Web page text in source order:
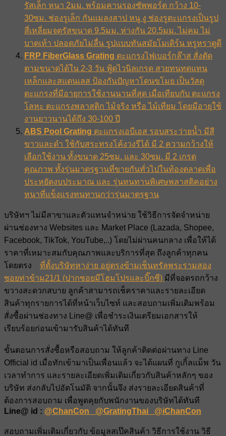
รัสเล็ก หนา 2มม. พร้อมคานรองซัพพอร์ต กว้าง 10-
30ซม. ช่องรูเล็ก กันแมลงสาป หนู งู ช่องรูตะแกรงเป็นรูป
สี่เหลี่ยมจตุรัสขนาด 9.5มม. ห่างกัน 20.5มม. ไม่คม ไม่
บาดเท้า ปลอดภัยไม่ลื่น รูปแบบทันสมัยโมเดิร์น หรูหราดูดี
FRP FiberGlass Grating ตะแกรงไฟเบอร์กล๊าส สั่งตัด
ตามขนาดได้ใน 2-3 วัน ฟู้ดไวนิลเกรด สวยทนทดแทน
เหล็กและสแตนเลส ป้องกันปัญหาโดนขโมย เป็นวัสดุ
ตะแกรงที่มีอายุการใช้งานนานที่สุด เมื่อเทียบกับ ตะแกรง
โลหะ ตะแกรงพลาสติก ไม้จริง หรือ ไม้เทียม โดยมีอายุใช้
งานยาวนานได้ถึง 30-100 ปี
ABS Pool Grating ตะแกรงเอบีเอส รอบสระว่ายน้ำ มีสี
ขาวและดำ ใช้กับสระทรงโค้งวงรีได้ มี 2 ความกว้างให้
เลือกใช้งาน ทั้งขนาด 25ซม. และ 30ซม. มี 2 เกรด
คุณภาพ ทั้งรุ่นมาตรฐานที่ขายกันทั่วไปในท้องตลาดเพื่อ
ประหยัดงบประมาณ และ รุ่นทนทานพิเศษพลาสติคอย่าง
หนาที่แข็งแรงทนทานกว่ารุ่นมาตรฐาน
บริษัทฯ ไม่มีสาขาและตัวแทนจำหน่าย ใช้วิธีการจัดจำหน่าย
ผ่านช่องทาง Websites และ Market Place (Lazada, Shopee,
Facebook, TikTok, YouTube,..) โดยไม่ผ่านคนกลาง เพื่อให้ได้
ราคาที่เหมาะสมกับคุณภาพและบริการที่สุด ถึงลูกค้าทุกคน
โดยตรง ที่ตั้งบริษัทหาง่าย อยู่ตรงข้ามเซ็นทรัลพระรามสอง
ซอยท่าข้าม21/1 (ปากซอยมีโฮมโปรและบิ๊กซี) มีที่จอดรถกว้าง
ขวางสะดวกสบาย ลูกค้าสามารถเช็คราคาและรายละเอียด
สินค้าทุกรายการได้ที่หน้าเว็บไซท์ และสอบถามเพิ่มเติมพร้อม
สั่งซื้อผ่านช่องทาง Line@ เพื่อชำระเงินเตรียมเอกสารให้
เรียบร้อยก่อนเข้ามารับสินค้าได้ทันที
ขั้นตอนการสั่งซื้อหรือสอบถาม ให้ลูกค้าติดต่อผ่านทาง Line
Official id เมื่อทักเข้ามาเป็นเพื่อนแล้ว จะได้แผนที่ กูเกิ้ลแม็พ วัน
เวลาทำการ และรายละเอียดเพิ่มเติมเกี่ยวกับสินค้าหลักๆ ของ
บริษัท ส่งกลับไปอัตโนมัติ จากนั้นจึง ส่งรายละเอียดสินค้าที่
ต้องการสอบถาม เพื่อพูดคุยกับพนักงานของบริษัทได้ทันที
Line@ id : @ChanCon @GratingThai @iChanCon
สอบถามเพิ่มเติมเกี่ยวกับ ข้อมูลสเป๊คสินค้า วิธีการใช้งาน วิธี